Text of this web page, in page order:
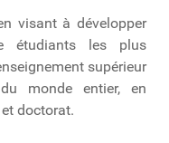
visant à développer
étudiants les plus
supérieur
monde entier, en
doctorat.